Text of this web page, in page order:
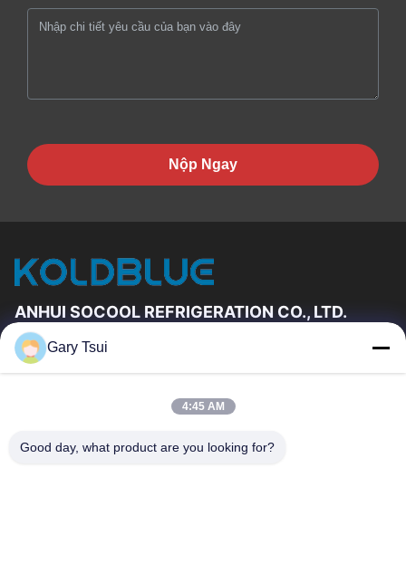
Nộp Ngay
ANHUI SOCOOL REFRIGERATION CO., LTD.
Đường Dẫn Nhanh
Về Chúng Tôi
Tham Quan Nhà Máy
Kiểm Soát Chất Lượng
Gary Tsui
4:45 AM
Good day, what product are you looking for?